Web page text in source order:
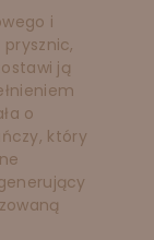
i
ją
o
który